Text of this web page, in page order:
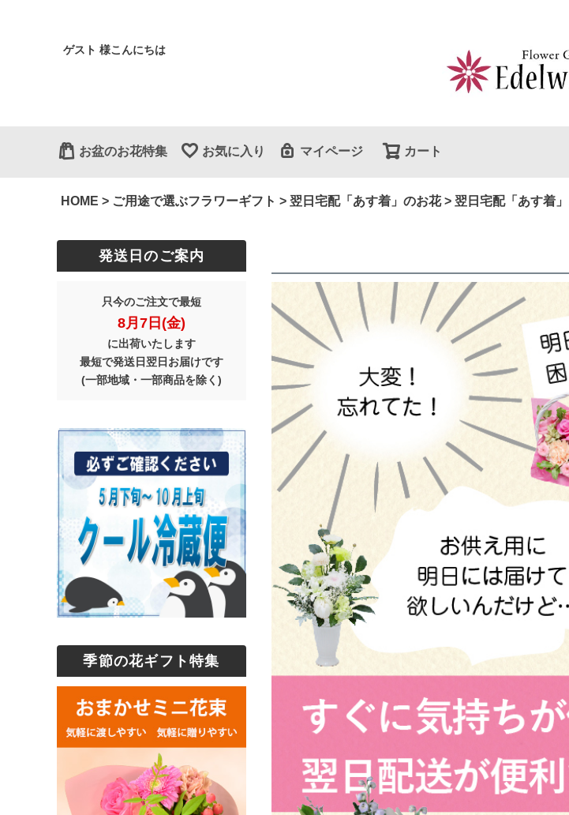
ゲスト 様こんにちは
お盆のお花特集 お気に入り マイページ カート
HOME ご用途で選ぶフラワーギフト 翌日宅配「あす着」のお花 翌日宅配「あす着
発送日のご案内
只今のご注文で最短
8月7日(金)
に出荷いたします
最短で発送日翌日お届けです
(一部地域・一部商品を除く)
季節の花ギフト特集